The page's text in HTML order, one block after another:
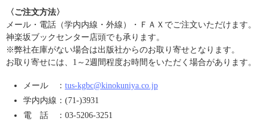
〈ご注文方法〉
メール・電話（学内内線・外線）・ＦＡＸでご注文いただけます。
神楽坂ブックセンター店頭でも承ります。
※弊社在庫がない場合は出版社からのお取り寄せとなります。
お取り寄せには、1～2週間程度お時間をいただく場合があります。
メール ： tus-kgbc@kinokuniya.co.jp
学内内線：(71-)3931
電 話 ： 03-5206-3251